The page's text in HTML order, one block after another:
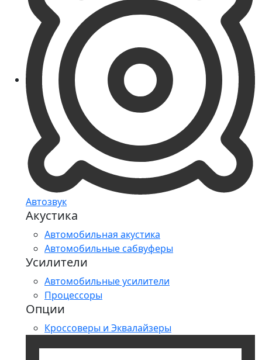
Автозвук
Акустика
Автомобильная акустика
Автомобильные сабвуферы
Усилители
Автомобильные усилители
Процессоры
Опции
Кроссоверы и Эквалайзеры